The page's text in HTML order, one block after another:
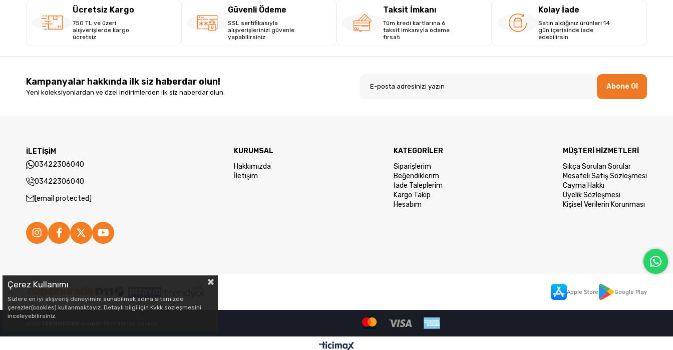
Ücretsiz Kargo
750 TL ve üzeri
alışverişlerde kargo
ücretsiz
Güvenli Ödeme
SSL sertifikasıyla
alışverişlerinizi güvenle
yapabilirsiniz
Taksit İmkanı
Tüm kredi kartlarına 6
taksit imkanıyla ödeme
fırsatı
Kolay İade
Satın aldığınız ürünleri 14
gün içerisinde iade
edebilirsin
Kampanyalar hakkında ilk siz haberdar olun!
Yeni koleksiyonlardan ve özel indirimlerden ilk siz haberdar olun.
Abone Ol
İLETİŞİM
03422306040
03422306040
[email protected]
KURUMSAL
Hakkımızda
İletişim
KATEGORİLER
Siparişlerim
Beğendiklerim
İade Taleplerim
Kargo Takip
Hesabım
MÜŞTERİ HİZMETLERİ
Sıkça Sorulan Sorular
Mesafeli Satış Sözleşmesi
Cayma Hakkı
Üyelik Sözleşmesi
Kişisel Verilerin Korunması
Apple Store Google Play
Çerez Kullanımı
Sizlere en iyi alışveriş deneyimini sunabilmek adına sitemizde
çerezler(cookies) kullanmaktayız. Detaylı bilgi için Kvkk sözleşmesini
inceleyebilirsiniz.